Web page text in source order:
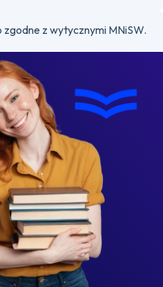
z wytycznymi MNiSW.